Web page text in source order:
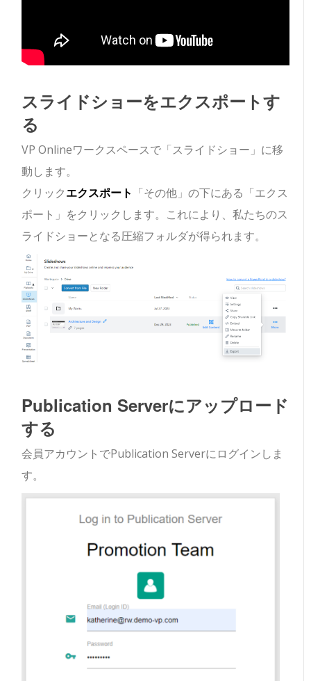
スライドショーをエクスポートす
る
VP Onlineワークスペースで「スライドショー」に移
動します。
クリックエクスポート 「その他」の下にある「エクス
ポート」をクリックします。これにより、私たちのス
ライドショーとなる圧縮フォルダが得られます。
Publication Serverにアップロード
する
会員アカウントでPublication Serverにログインしま
す。